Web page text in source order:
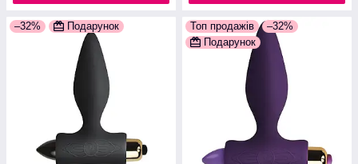
–32% Подарунок Топ продажів
–32%
Подарунок